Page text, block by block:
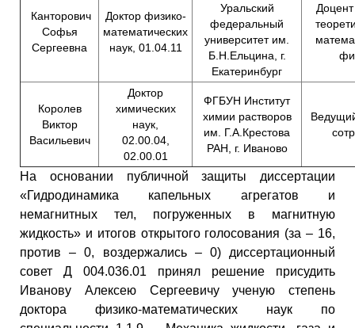
Канторович
Софья
Сергеевна
Доктор физико-
математических
наук, 01.04.11
Уральский
федеральный
университет им.
Б.Н.Ельцина, г.
Екатеринбург
Королев
Виктор
Васильевич
Доктор
химических
наук,
02.00.04,
02.00.01
ФГБУН Институт
химии растворов
им. Г.А.Крестова
РАН, г. Иваново
На основании публичной защиты диссертации
«Гидродинамика капельных агрегатов и
немагнитных тел, погруженных в магнитную
жидкость» и итогов открытого голосования (за – 16,
против – 0, воздержались – 0) диссертационный
совет Д 004.036.01 принял решение присудить
Иванову Алексею Сергеевичу ученую степень
доктора физико-математических наук по